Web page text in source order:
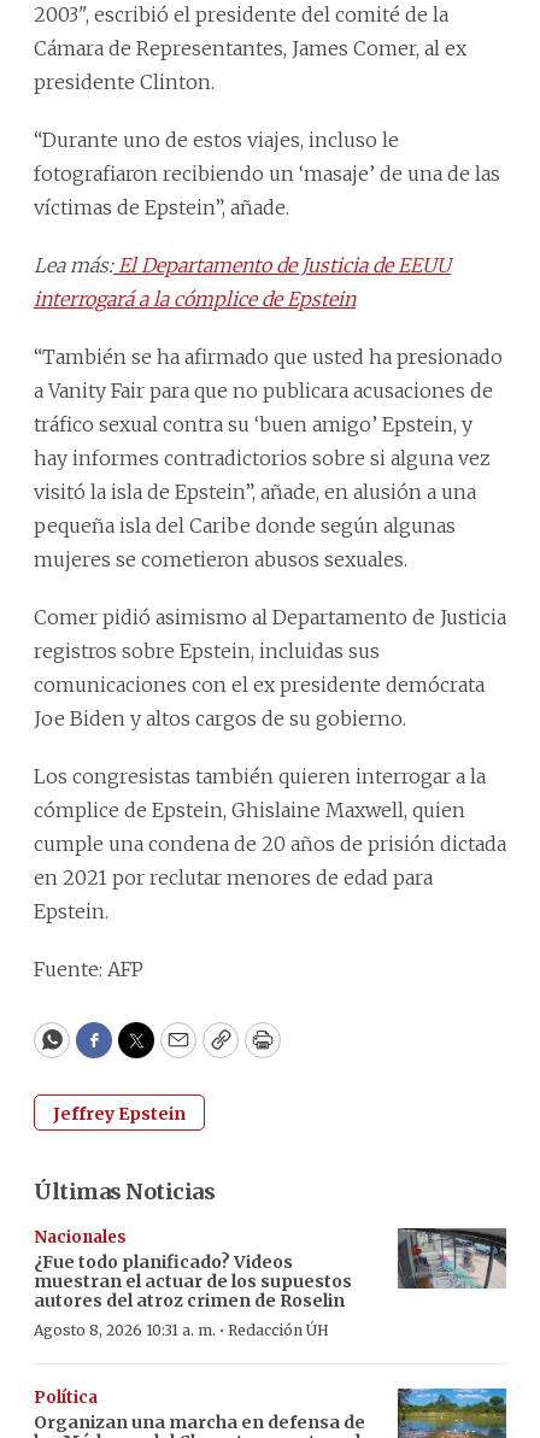
2003", escribió el presidente del comité de la
Cámara de Representantes, James Comer, al ex
presidente Clinton.
“Durante uno de estos viajes, incluso le
fotografiaron recibiendo un ‘masaje’ de una de las
víctimas de Epstein”, añade.
Lea más:El Departamento de Justicia de EEUU
interrogará a la cómplice de Epstein
“También se ha afirmado que usted ha presionado
a Vanity Fair para que no publicara acusaciones de
tráfico sexual contra su ‘buen amigo’ Epstein, y
hay informes contradictorios sobre si alguna vez
visitó la isla de Epstein”, añade, en alusión a una
pequeña isla del Caribe donde según algunas
mujeres se cometieron abusos sexuales.
Comer pidió asimismo al Departamento de Justicia
registros sobre Epstein, incluidas sus
comunicaciones con el ex presidente demócrata
Joe Biden y altos cargos de su gobierno.
Los congresistas también quieren interrogar a la
cómplice de Epstein, Ghislaine Maxwell, quien
cumple una condena de 20 años de prisión dictada
en 2021 por reclutar menores de edad para
Epstein.
Fuente: AFP
WhatsApp
Facebook
Twitter
EmailCopyPrint
Jeffrey Epstein
Últimas Noticias
Nacionales
¿Fue todo planificado? Videos
muestran el actuar de los supuestos
autores del atroz crimen de Roselin
Agosto 8, 2026 10:31 a. m. · Redacción ÚH
Política
Organizan una marcha en defensa de